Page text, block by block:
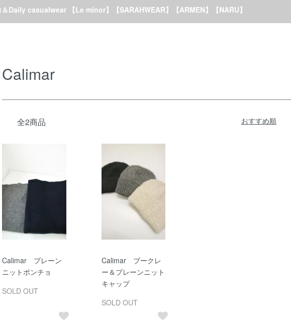
Daily casualwear 【Le minor】【SARAHWEAR】【ARMEN】【NARU】
Calimar
全2商品 おすすめ順
Calimar プレーン
ニットポンチョ
SOLD OUT
Calimar ブークレ
ー＆プレーンニット
キャップ
SOLD OUT